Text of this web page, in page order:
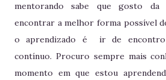
mentorando sabe que gosto da
encontrar a melhor forma possível
o aprendizado é ir de encontro
contínuo. Procuro sempre mais
momento em que estou